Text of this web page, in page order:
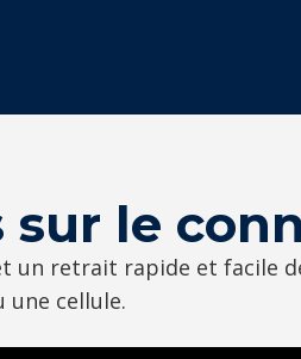
sur le
un retrait rapide et facile
une cellule.